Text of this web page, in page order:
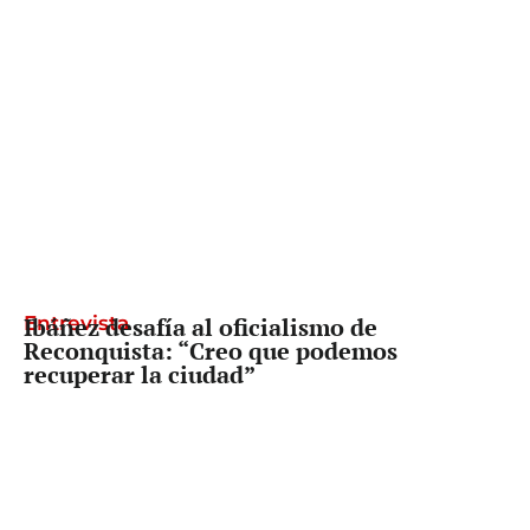
Entrevista
Ibáñez desafía al oficialismo de
Reconquista: “Creo que podemos
recuperar la ciudad”